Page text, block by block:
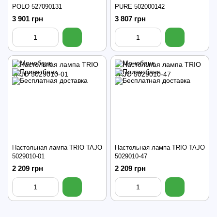
POLO 527090131
3 901 грн
PURE 502000142
3 807 грн
Настольная лампа TRIO TAJO
5029010-01
2 209 грн
Настольная лампа TRIO TAJO
5029010-47
2 209 грн